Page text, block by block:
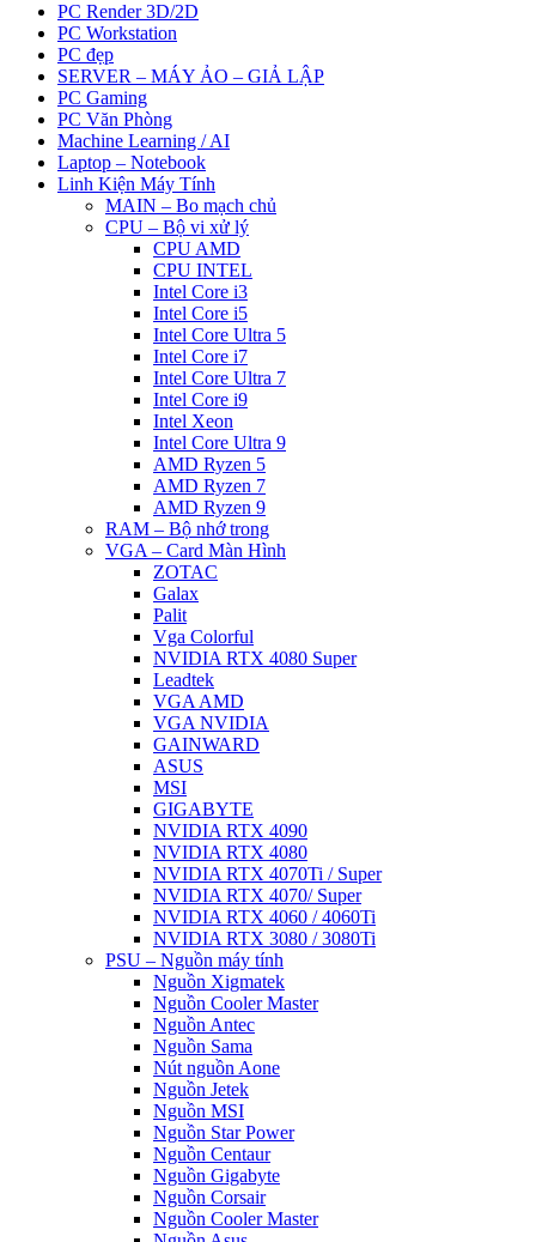
PC Render 3D/2D
PC Workstation
PC đẹp
SERVER – MÁY ẢO – GIẢ LẬP
PC Gaming
PC Văn Phòng
Machine Learning / AI
Laptop – Notebook
Linh Kiện Máy Tính
MAIN – Bo mạch chủ
CPU – Bộ vi xử lý
CPU AMD
CPU INTEL
Intel Core i3
Intel Core i5
Intel Core Ultra 5
Intel Core i7
Intel Core Ultra 7
Intel Core i9
Intel Xeon
Intel Core Ultra 9
AMD Ryzen 5
AMD Ryzen 7
AMD Ryzen 9
RAM – Bộ nhớ trong
VGA – Card Màn Hình
ZOTAC
Galax
Palit
Vga Colorful
NVIDIA RTX 4080 Super
Leadtek
VGA AMD
VGA NVIDIA
GAINWARD
ASUS
MSI
GIGABYTE
NVIDIA RTX 4090
NVIDIA RTX 4080
NVIDIA RTX 4070Ti / Super
NVIDIA RTX 4070/ Super
NVIDIA RTX 4060 / 4060Ti
NVIDIA RTX 3080 / 3080Ti
PSU – Nguồn máy tính
Nguồn Xigmatek
Nguồn Cooler Master
Nguồn Antec
Nguồn Sama
Nút nguồn Aone
Nguồn Jetek
Nguồn MSI
Nguồn Star Power
Nguồn Centaur
Nguồn Gigabyte
Nguồn Corsair
Nguồn Cooler Master